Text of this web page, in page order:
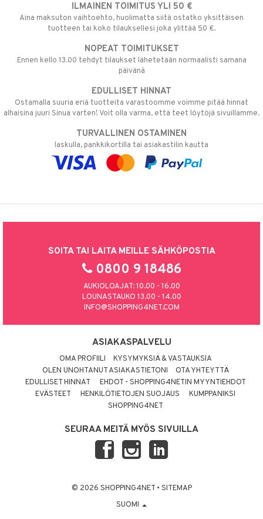
ILMAINEN TOIMITUS YLI 50 €
Aina maksuton vaihtoehto, huolimatta siitä ostatko yksittäisen
tuotteen tai koko tilauksellesi joka ylittää 50 €.
NOPEAT TOIMITUKSET
Ennen kello 13.00 tehdyt tilaukset lähetetään normaalisti samana
päivänä
EDULLISET HINNAT
Ostamalla suuria eriä tuotteita varastoomme voimme pitää hinnat
alhaisina juuri Sinua varten! Voit olla varma, että teet löytöjä sivuillamme.
TURVALLINEN OSTAMINEN
laskulla, pankkikortilla tai asiakastilin kautta
SOITA TAI LAITA MEILLE SÄHKÖPOSTIA
0800 9 18486
AUKIOLOAJAT: 10.00 - 16.00
LOUNASTAUKO 13.00 - 14.00
INFO@SHOPPING4NET.COM
ASIAKASPALVELU
OMA PROFIILI
KYSYMYKSIÄ & VASTAUKSIA
OLEN UNOHTANUT ASIAKASTIETONI
OTA YHTEYTTÄ
EDULLISET HINNAT
EHDOT - SHOPPING4NETIN MYYNTIEHDOT
EVÄSTEET
HENKILÖTIETOJEN SUOJAUS
KUMPPANIKSI
SHOPPING4NET
SEURAA MEITÄ MYÖS SIVUILLA
© 2026 SHOPPING4NET • SITEMAP
SUOMI